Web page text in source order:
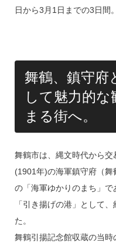
日から3月1日までの3日間
舞鶴、鎮守府
して魅力的
まる街へ。
舞鶴市は、縄文時代から
(1901年)の海軍鎮守府（
の「海軍ゆかりのまち」
「引き揚げの港」として
た。
舞鶴引揚記念館収蔵の当